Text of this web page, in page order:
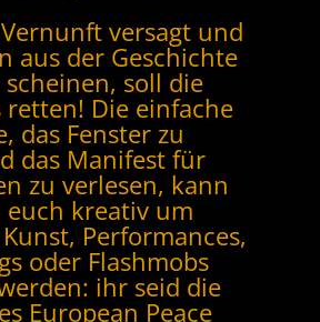
versagt und
aus der Geschichte
scheinen, soll die
retten! Die einfache
das Fenster zu
das Manifest für
zu verlesen, kann
euch kreativ um
Performances,
oder Flashmobs
ihr seid die
European Peace